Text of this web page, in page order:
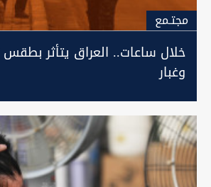
مجتـمع
خلال ساعات.. العراق يتأثر
وغبار